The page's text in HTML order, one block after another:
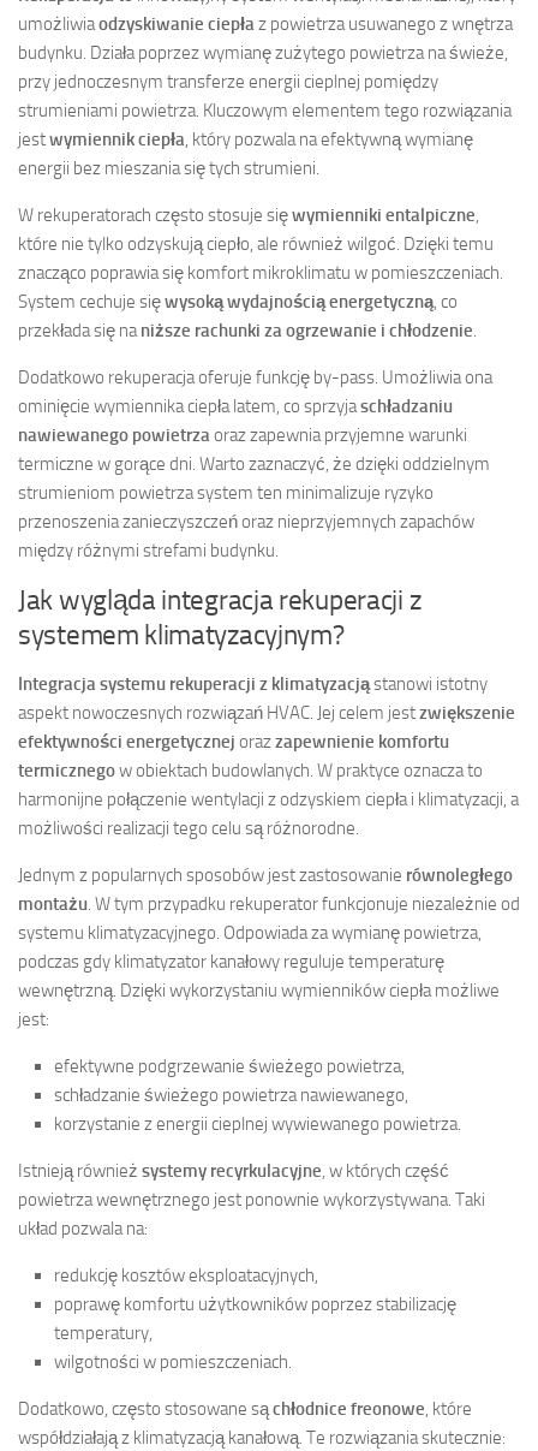
umożliwiaodzyskiwanie ciepłaz powietrza usuwanego z wnętrza
budynku. Działa poprzez wymianę zużytego powietrza na świeże,
przy jednoczesnym transferze energii cieplnej pomiędzy
strumieniami powietrza. Kluczowym elementem tego rozwiązania
jestwymiennik ciepła, który pozwala na efektywną wymianę
energii bez mieszania się tych strumieni.
W rekuperatorach często stosuje sięwymienniki entalpiczne,
które nie tylko odzyskują ciepło, ale również wilgoć. Dzięki temu
znacząco poprawia się komfort mikroklimatu w pomieszczeniach.
System cechuje sięwysoką wydajnością energetyczną, co
przekłada się naniższe rachunki za ogrzewanie i chłodzenie.
Dodatkowo rekuperacja oferuje funkcję by-pass. Umożliwia ona
ominięcie wymiennika ciepła latem, co sprzyjaschładzaniu
nawiewanego powietrzaoraz zapewnia przyjemne warunki
termiczne w gorące dni. Warto zaznaczyć, że dzięki oddzielnym
strumieniom powietrza system ten minimalizuje ryzyko
przenoszenia zanieczyszczeń oraz nieprzyjemnych zapachów
między różnymi strefami budynku.
Jak wygląda integracja rekuperacji z
systemem klimatyzacyjnym?
Integracja systemu rekuperacji z klimatyzacjąstanowi istotny
aspekt nowoczesnych rozwiązań HVAC. Jej celem jestzwiększenie
efektywności energetycznej orazzapewnienie komfortu
termicznegow obiektach budowlanych. W praktyce oznacza to
harmonijne połączenie wentylacji z odzyskiem ciepła i klimatyzacji, a
możliwości realizacji tego celu są różnorodne.
Jednym z popularnych sposobów jest zastosowanie równoległego
montażu. W tym przypadku rekuperator funkcjonuje niezależnie od
systemu klimatyzacyjnego. Odpowiada za wymianę powietrza,
podczas gdy klimatyzator kanałowy reguluje temperaturę
wewnętrzną. Dzięki wykorzystaniu wymienników ciepła możliwe
jest:
efektywne podgrzewanie świeżego powietrza,
schładzanie świeżego powietrza nawiewanego,
korzystanie z energii cieplnej wywiewanego powietrza.
Istnieją również systemy recyrkulacyjne, w których część
powietrza wewnętrznego jest ponownie wykorzystywana. Taki
układ pozwala na:
redukcję kosztów eksploatacyjnych,
poprawę komfortu użytkowników poprzez stabilizację
temperatury,
wilgotności w pomieszczeniach.
Dodatkowo, często stosowane sąchłodnice freonowe, które
współdziałają z klimatyzacją kanałową. Te rozwiązania skutecznie: